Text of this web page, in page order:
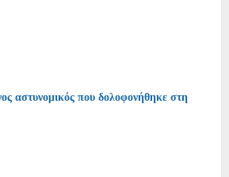
αστυνομικός που δολοφονήθηκε στη